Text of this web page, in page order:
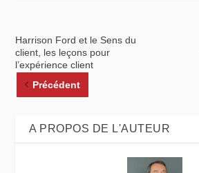
Harrison Ford et le Sens du
client, les leçons pour
l’expérience client
Précédent
A PROPOS DE L'AUTEUR